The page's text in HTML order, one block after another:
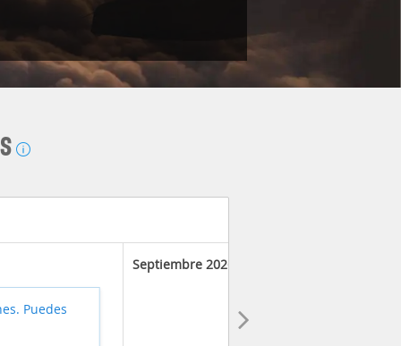
Septiembre 2026
Puedes